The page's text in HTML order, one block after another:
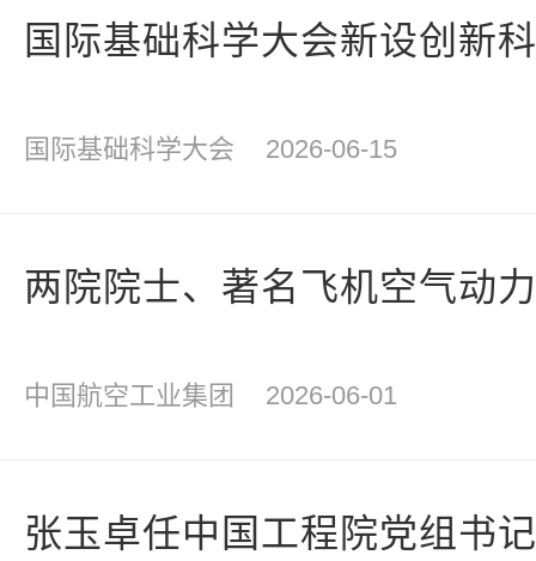
国际基础科学大会新设创新
国际基础科学大会 2026-06-15
两院院士、著名飞机空气动
中国航空工业集团 2026-06-01
张玉卓任中国工程院党组书记